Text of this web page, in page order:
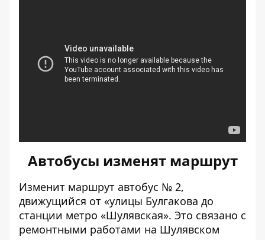
Автобусы изменят маршрут
Изменит маршрут автобус № 2,
движущийся от «улицы Булгакова до
станции метро «Шулявская». Это связано с
ремонтными работами на Шулявском